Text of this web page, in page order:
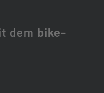
dem bike-